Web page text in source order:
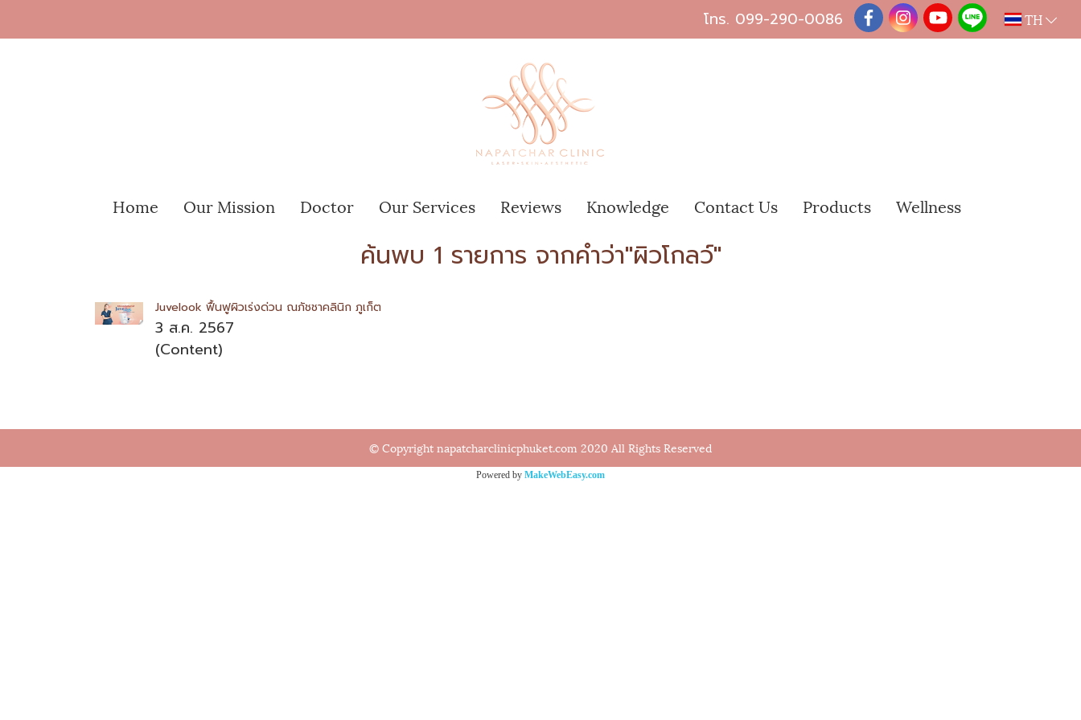
โทร. 099-290-0086 TH
Home Our Mission Doctor Our Services Reviews Knowledge Contact Us Products Wellness
ค้นพบ 1 รายการ จากคำว่า"ผิวโกลว์"
Juvelook ฟื้นฟูผิวเร่งด่วน ณภัชชาคลินิก ภูเก็ต
3 ส.ค. 2567
(Content)
© Copyright napatcharclinicphuket.com 2020 All Rights Reserved
Powered by MakeWebEasy.com